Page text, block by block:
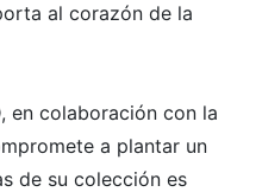
al corazón de la
en colaboración con la
a plantar un
de su colección es